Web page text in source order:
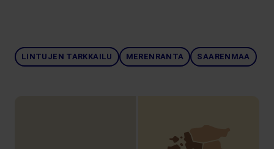
LINTUJEN TARKKAILU MERENRANTA SAARENMAA